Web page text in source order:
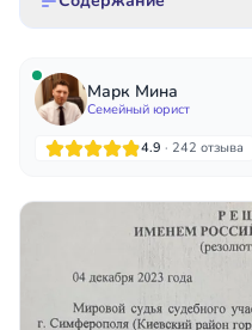
Марк Мина
Семейный юрист
4.9 · 242 отзыва